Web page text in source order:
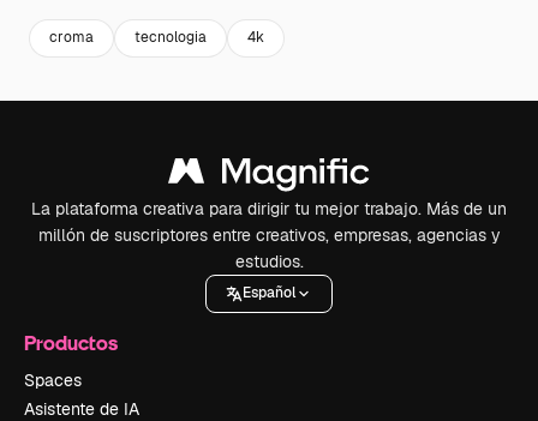
croma tecnologia 4k
La plataforma creativa para dirigir tu mejor trabajo. Más de un
millón de suscriptores entre creativos, empresas, agencias y
estudios.
Español
Productos
Spaces
Asistente de IA